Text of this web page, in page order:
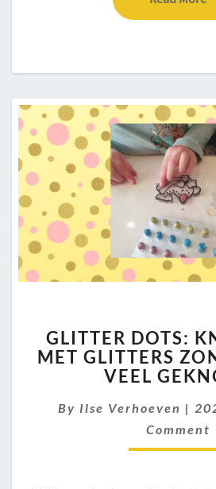
MET
AL
GLITTER DOTS:
MET GLITTERS
VEEL
By Ilse Verhoeven |
Comment